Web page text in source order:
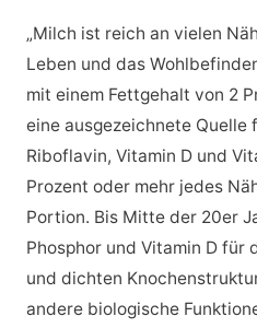
„Milch ist reich an vielen
Leben und das
mit einem Fettgehalt von 2
eine ausgezeichnete Quelle
Riboflavin, Vitamin D und
Prozent oder mehr jedes
Portion. Bis Mitte der 20er
Phosphor und Vitamin D für
und dichten
andere biologische